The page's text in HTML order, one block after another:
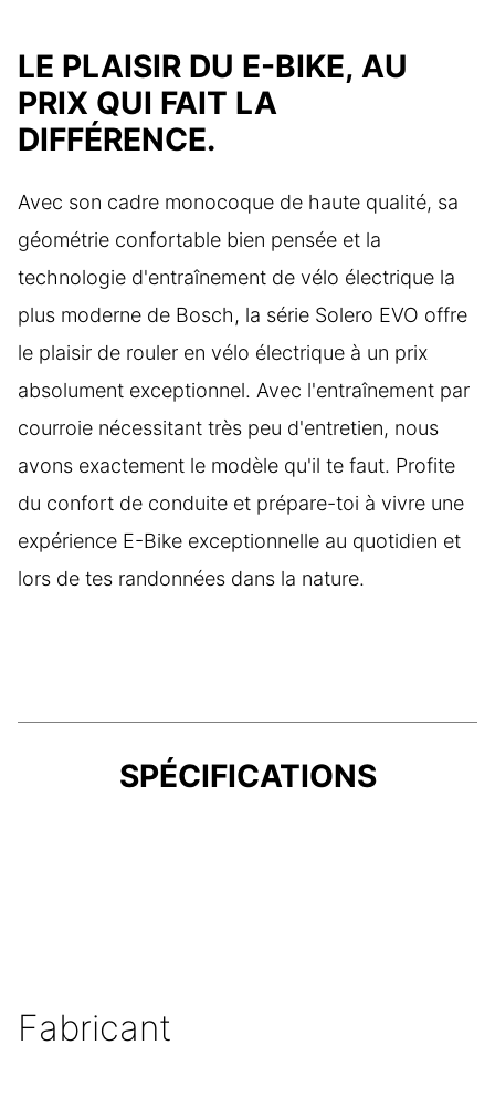
LE PLAISIR DU E-BIKE, AU
PRIX QUI FAIT LA
DIFFÉRENCE.
Avec son cadre monocoque de haute qualité, sa
géométrie confortable bien pensée et la
technologie d'entraînement de vélo électrique la
plus moderne de Bosch, la série Solero EVO offre
le plaisir de rouler en vélo électrique à un prix
absolument exceptionnel. Avec l'entraînement par
courroie nécessitant très peu d'entretien, nous
avons exactement le modèle qu'il te faut. Profite
du confort de conduite et prépare-toi à vivre une
expérience E-Bike exceptionnelle au quotidien et
lors de tes randonnées dans la nature.
SPÉCIFICATIONS
Fabricant